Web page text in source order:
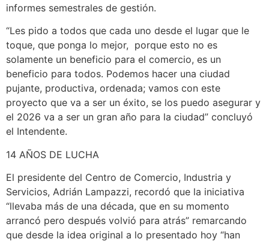
informes semestrales de gestión.
“Les pido a todos que cada uno desde el lugar que le
toque, que ponga lo mejor, porque esto no es
solamente un beneficio para el comercio, es un
beneficio para todos. Podemos hacer una ciudad
pujante, productiva, ordenada; vamos con este
proyecto que va a ser un éxito, se los puedo asegurar y
el 2026 va a ser un gran año para la ciudad” concluyó
el Intendente.
14 AÑOS DE LUCHA
El presidente del Centro de Comercio, Industria y
Servicios, Adrián Lampazzi, recordó que la iniciativa
“llevaba más de una década, que en su momento
arrancó pero después volvió para atrás” remarcando
que desde la idea original a lo presentado hoy “han